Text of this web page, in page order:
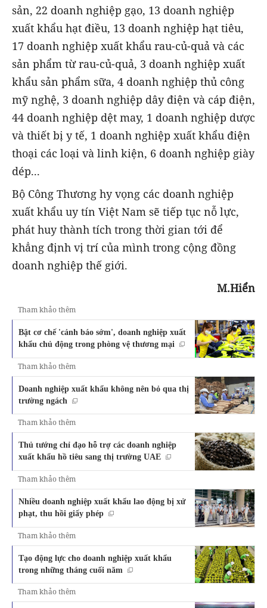
sản, 22 doanh nghiệp gạo, 13 doanh nghiệp
xuất khẩu hạt điều, 13 doanh nghiệp hạt tiêu,
17 doanh nghiệp xuất khẩu rau-củ-quả và các
sản phẩm từ rau-củ-quả, 3 doanh nghiệp xuất
khẩu sản phẩm sữa, 4 doanh nghiệp thủ công
mỹ nghệ, 3 doanh nghiệp dây điện và cáp điện,
44 doanh nghiệp dệt may, 1 doanh nghiệp dược
và thiết bị y tế, 1 doanh nghiệp xuất khẩu điện
thoại các loại và linh kiện, 6 doanh nghiệp giày
dép...
Bộ Công Thương hy vọng các doanh nghiệp
xuất khẩu uy tín Việt Nam sẽ tiếp tục nỗ lực,
phát huy thành tích trong thời gian tới để
khẳng định vị trí của mình trong cộng đồng
doanh nghiệp thế giới.
M.Hiển
Tham khảo thêm
Bật cơ chế 'cảnh báo sớm', doanh nghiệp xuất
khẩu chủ động trong phòng vệ thương mại
Tham khảo thêm
Doanh nghiệp xuất khẩu không nên bỏ qua thị
trường ngách
Tham khảo thêm
Thủ tướng chỉ đạo hỗ trợ các doanh nghiệp
xuất khẩu hồ tiêu sang thị trường UAE
Tham khảo thêm
Nhiều doanh nghiệp xuất khẩu lao động bị xử
phạt, thu hồi giấy phép
Tham khảo thêm
Tạo động lực cho doanh nghiệp xuất khẩu
trong những tháng cuối năm
Tham khảo thêm